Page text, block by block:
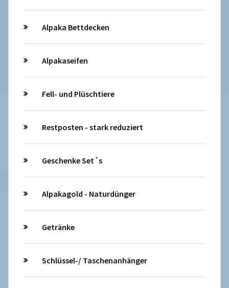
Alpaka Bettdecken
Alpakaseifen
Fell- und Plüschtiere
Restposten - stark reduziert
Geschenke Set´s
Alpakagold - Naturdünger
Getränke
Schlüssel-/ Taschenanhänger